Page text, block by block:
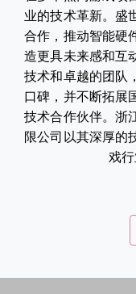
业的技术革新。盛
合作，推动智能硬
造更具未来感和互
技术和卓越的团队
口碑，并不断拓展
技术合作伙伴。浙
限公司以其深厚的
戏